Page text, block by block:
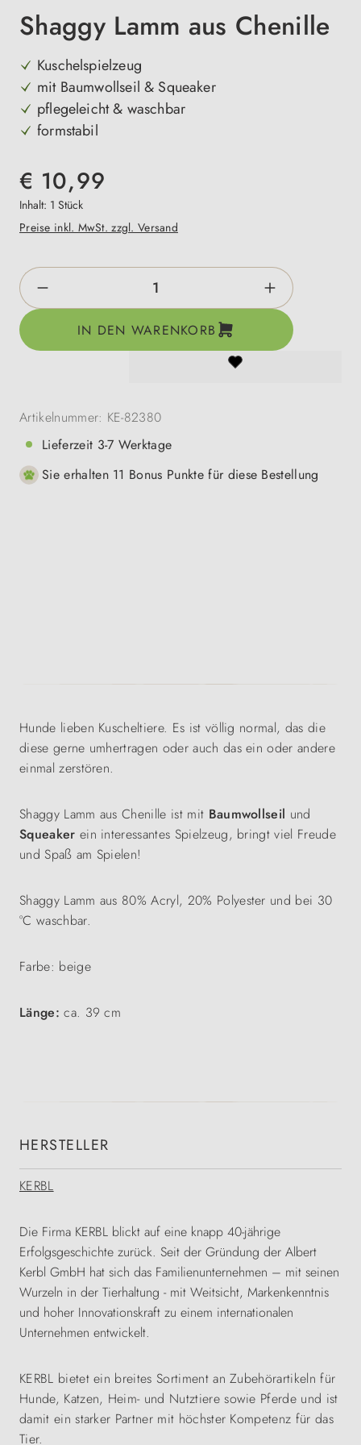
Shaggy Lamm aus Chenille
Kuschelspielzeug
mit Baumwollseil & Squeaker
pflegeleicht & waschbar
formstabil
€ 10,99
Inhalt: 1 Stück
Preise inkl. MwSt. zzgl. Versand
Produkt Anzahl: Gib den gewünschten
IN DEN WARENKORB
Artikelnummer: KE-82380
Lieferzeit 3-7 Werktage
Sie erhalten 11 Bonus Punkte für diese Bestellung
Hunde lieben Kuscheltiere. Es ist völlig normal, das die
diese gerne umhertragen oder auch das ein oder andere
einmal zerstören.
Shaggy Lamm aus Chenille ist mit Baumwollseil und
Squeaker ein interessantes Spielzeug, bringt viel Freude
und Spaß am Spielen!
Shaggy Lamm aus 80% Acryl, 20% Polyester und bei 30
°C waschbar.
Farbe: beige
Länge: ca. 39 cm
HERSTELLER
KERBL
Die Firma KERBL blickt auf eine knapp 40-jährige
Erfolgsgeschichte zurück. Seit der Gründung der Albert
Kerbl GmbH hat sich das Familienunternehmen – mit seinen
Wurzeln in der Tierhaltung - mit Weitsicht, Markenkenntnis
und hoher Innovationskraft zu einem internationalen
Unternehmen entwickelt.
KERBL bietet ein breites Sortiment an Zubehörartikeln für
Hunde, Katzen, Heim- und Nutztiere sowie Pferde und ist
damit ein starker Partner mit höchster Kompetenz für das
Tier.